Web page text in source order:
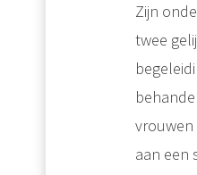
Zijn
twee
vrouwen
aan een